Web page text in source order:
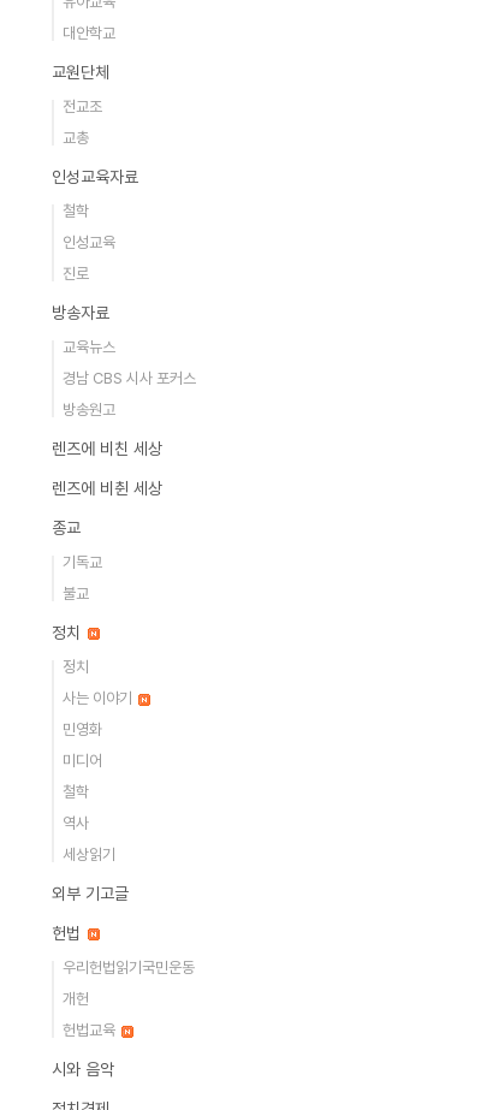
대안학교
교원단체
전교조
교총
인성교육자료
철학
인성교육
진로
방송자료
교육뉴스
경남 CBS 시사 포커스
방송원고
렌즈에 비친 세상
렌즈에 비췬 세상
종교
기독교
불교
정치
정치
사는 이야기
민영화
미디어
철학
역사
세상읽기
외부 기고글
헌법
우리헌법읽기국민운동
개헌
헌법교육
시와 음악